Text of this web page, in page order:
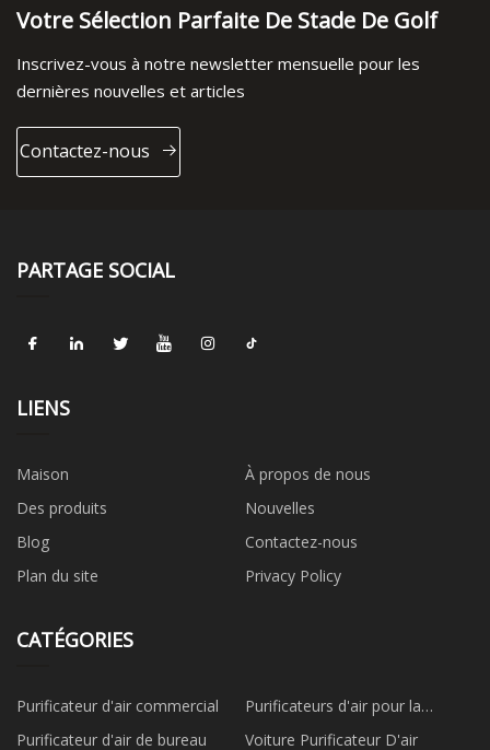
Votre Sélection Parfaite De Stade De Golf
Inscrivez-vous à notre newsletter mensuelle pour les
dernières nouvelles et articles
Contactez-nous
PARTAGE SOCIAL
LIENS
Maison
À propos de nous
Des produits
Nouvelles
Blog
Contactez-nous
Plan du site
Privacy Policy
CATÉGORIES
Purificateur d'air commercial
Purificateurs d'air pour la
maison
Purificateur d'air de bureau Voiture Purificateur D'air